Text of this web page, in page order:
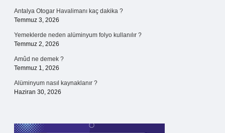
Antalya Otogar Havalimanı kaç dakika ?
Temmuz 3, 2026
Yemeklerde neden alüminyum folyo kullanılır ?
Temmuz 2, 2026
Amûd ne demek ?
Temmuz 1, 2026
Alüminyum nasıl kaynaklanır ?
Haziran 30, 2026